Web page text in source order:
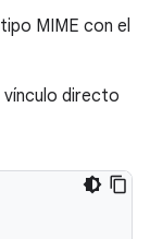
MIME con el
vínculo directo